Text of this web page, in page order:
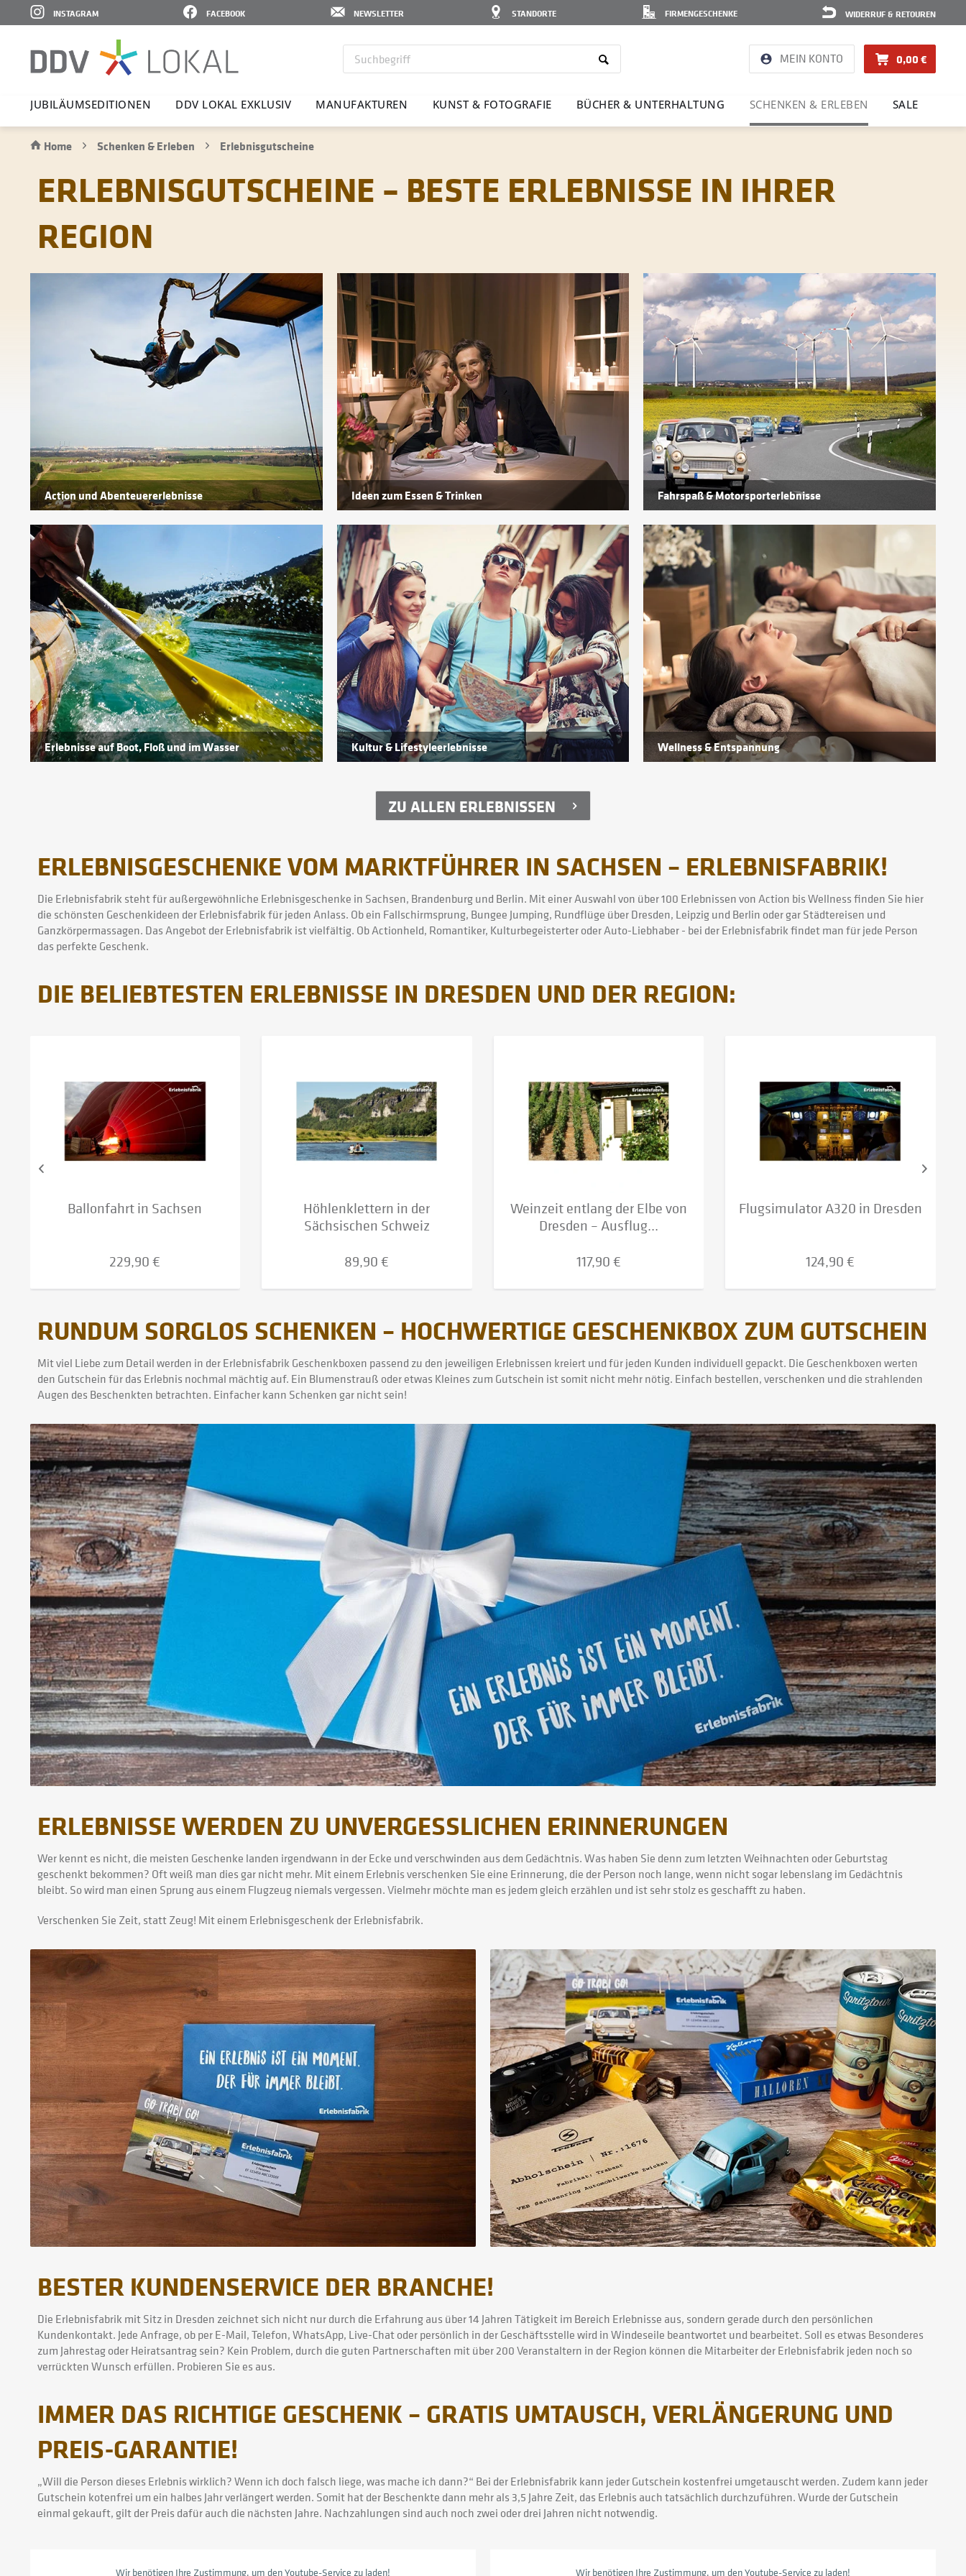
WIDERRUF & RETOUREN
FIRMENGESCHENKE
STANDORTE
NEWSLETTER
FACEBOOK
INSTAGRAM
MEIN KONTO 0,00 €
JUBI­LÄ­UMS­E­DI­TIONEN DDV LOKAL EXKLUSIV MANU­FAK­TUREN KUNST & FOTO­GRAFIE BÜCHER & UNTER­HAL­TUNG SCHENKEN & ERLEBEN SALE
Home Schenken & Erleben Erlebnisgutscheine
ERLEBNISGUTSCHEINE – BESTE ERLEBNISSE IN IHRER
REGION
Action und Abenteuererlebnisse Ideen zum Essen & Trinken Fahrspaß & Motorsporterlebnisse
Erlebnisse auf Boot, Floß und im Wasser Kultur & Lifestyleerlebnisse Wellness & Entspannung
ZU ALLEN ERLEBNISSEN
ERLEBNISGESCHENKE VOM MARKTFÜHRER IN SACHSEN – ERLEBNISFABRIK!
Die Erlebnisfabrik steht für außergewöhnliche Erlebnisgeschenke in Sachsen, Brandenburg und Berlin. Mit einer Auswahl von über 100 Erlebnissen von Action bis Wellness finden Sie hier
die schönsten Geschenkideen der Erlebnisfabrik für jeden Anlass. Ob ein Fallschirmsprung, Bungee Jumping, Rundflüge über Dresden, Leipzig und Berlin oder gar Städtereisen und
Ganzkörpermassagen. Das Angebot der Erlebnisfabrik ist vielfältig. Ob Actionheld, Romantiker, Kulturbegeisterter oder Auto-Liebhaber - bei der Erlebnisfabrik findet man für jede Person
das perfekte Geschenk.
DIE BELIEBTESTEN ERLEBNISSE IN DRESDEN UND DER REGION:
Ballonfahrt in Sachsen
229,90 €
Höhlenklettern in der
Sächsischen Schweiz
89,90 €
Weinzeit entlang der Elbe von
Dresden – Ausflug...
117,90 €
Flugsimulator A320 in Dresden
124,90 €
RUNDUM SORGLOS SCHENKEN – HOCHWERTIGE GESCHENKBOX ZUM GUTSCHEIN
Mit viel Liebe zum Detail werden in der Erlebnisfabrik Geschenkboxen passend zu den jeweiligen Erlebnissen kreiert und für jeden Kunden individuell gepackt. Die Geschenkboxen werten
den Gutschein für das Erlebnis nochmal mächtig auf. Ein Blumenstrauß oder etwas Kleines zum Gutschein ist somit nicht mehr nötig. Einfach bestellen, verschenken und die strahlenden
Augen des Beschenkten betrachten. Einfacher kann Schenken gar nicht sein!
ERLEBNISSE WERDEN ZU UNVERGESSLICHEN ERINNERUNGEN
Wer kennt es nicht, die meisten Geschenke landen irgendwann in der Ecke und verschwinden aus dem Gedächtnis. Was haben Sie denn zum letzten Weihnachten oder Geburtstag
geschenkt bekommen? Oft weiß man dies gar nicht mehr. Mit einem Erlebnis verschenken Sie eine Erinnerung, die der Person noch lange, wenn nicht sogar lebenslang im Gedächtnis
bleibt. So wird man einen Sprung aus einem Flugzeug niemals vergessen. Vielmehr möchte man es jedem gleich erzählen und ist sehr stolz es geschafft zu haben.
Verschenken Sie Zeit, statt Zeug! Mit einem Erlebnisgeschenk der Erlebnisfabrik.
BESTER KUNDENSERVICE DER BRANCHE!
Die Erlebnisfabrik mit Sitz in Dresden zeichnet sich nicht nur durch die Erfahrung aus über 14 Jahren Tätigkeit im Bereich Erlebnisse aus, sondern gerade durch den persönlichen
Kundenkontakt. Jede Anfrage, ob per E-Mail, Telefon, WhatsApp, Live-Chat oder persönlich in der Geschäftsstelle wird in Windeseile beantwortet und bearbeitet. Soll es etwas Besonderes
zum Jahrestag oder Heiratsantrag sein? Kein Problem, durch die guten Partnerschaften mit über 200 Veranstaltern in der Region können die Mitarbeiter der Erlebnisfabrik jeden noch so
verrückten Wunsch erfüllen. Probieren Sie es aus.
IMMER DAS RICHTIGE GESCHENK – GRATIS UMTAUSCH, VERLÄNGERUNG UND
PREIS-GARANTIE!
„Will die Person dieses Erlebnis wirklich? Wenn ich doch falsch liege, was mache ich dann?“ Bei der Erlebnisfabrik kann jeder Gutschein kostenfrei umgetauscht werden. Zudem kann jeder
Gutschein kotenfrei um ein halbes Jahr verlängert werden. Somit hat der Beschenkte dann mehr als 3,5 Jahre Zeit, das Erlebnis auch tatsächlich durchzuführen. Wurde der Gutschein
einmal gekauft, gilt der Preis dafür auch die nächsten Jahre. Nachzahlungen sind auch noch zwei oder drei Jahren nicht notwendig.
Wir benötigen Ihre Zustimmung, um den Youtube-Service zu laden! Wir benötigen Ihre Zustimmung, um den Youtube-Service zu laden!